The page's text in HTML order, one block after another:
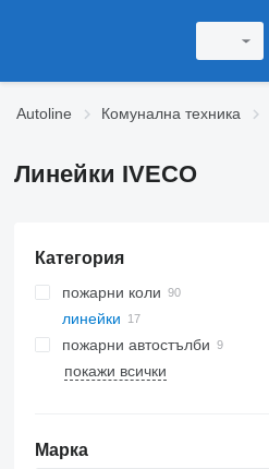
Autoline Комунална техника
Линейки IVECO
Категория
пожарни коли
линейки
пожарни автостълби
покажи всички
Марка